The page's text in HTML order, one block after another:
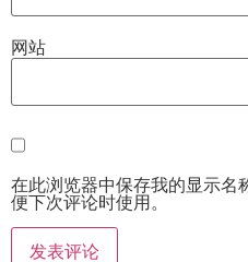
网站
在此浏览器中保存我的显示名
便下次评论时使用。